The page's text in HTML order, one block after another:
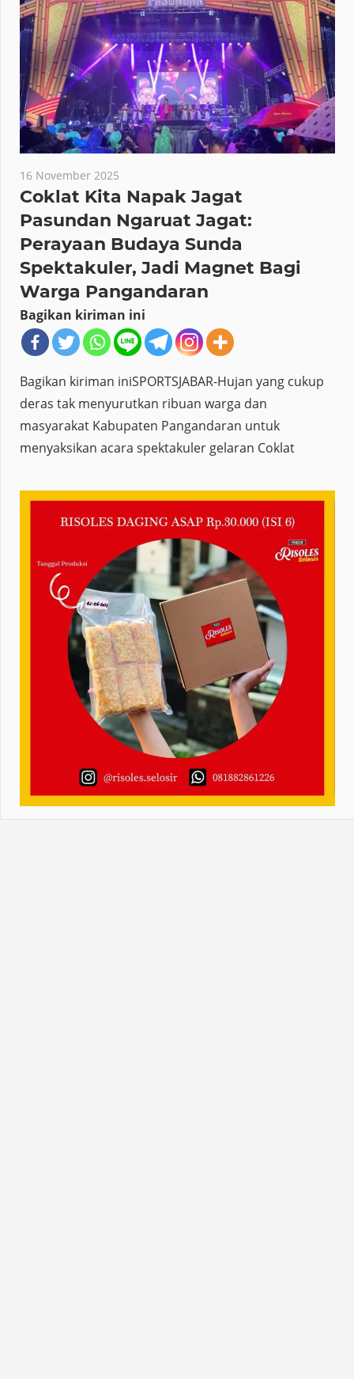
16 November 2025
Coklat Kita Napak Jagat
Pasundan Ngaruat Jagat:
Perayaan Budaya Sunda
Spektakuler, Jadi Magnet Bagi
Warga Pangandaran
Bagikan kiriman ini
Bagikan kiriman iniSPORTSJABAR-Hujan yang cukup
deras tak menyurutkan ribuan warga dan
masyarakat Kabupaten Pangandaran untuk
menyaksikan acara spektakuler gelaran Coklat